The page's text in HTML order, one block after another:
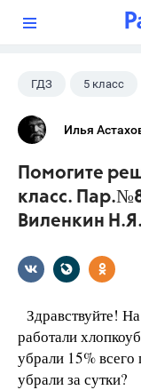
ГДЗ 5 класс
Виленкин Н.Я.
Илья
Помогите
класс.
Виленкин
Здравствуйте!
работали
убрали 15% всего
убрали за сутки?